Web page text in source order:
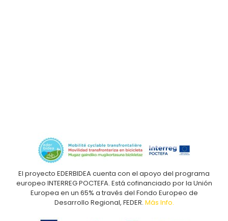
El proyecto EDERBIDEA cuenta con el apoyo del programa
europeo INTERREG POCTEFA. Está cofinanciado por la Unión
Europea en un 65% a través del Fondo Europeo de
Desarrollo Regional, FEDER. Más Info.